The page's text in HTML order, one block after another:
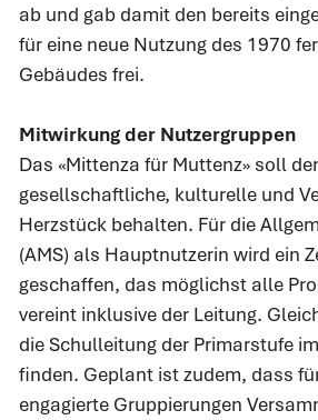
ab und gab damit den bereits
für eine neue Nutzung des 1970
Gebäudes frei.
Mitwirkung der Nutzergruppen
Das «Mittenza für Muttenz» soll
gesellschaftliche, kulturelle und
Herzstück behalten. Für die
(AMS) als Hauptnutzerin wird ein
geschaffen, das möglichst alle
vereint inklusive der Leitung.
die Schulleitung der Primarstufe
finden. Geplant ist zudem, dass
engagierte Gruppierungen